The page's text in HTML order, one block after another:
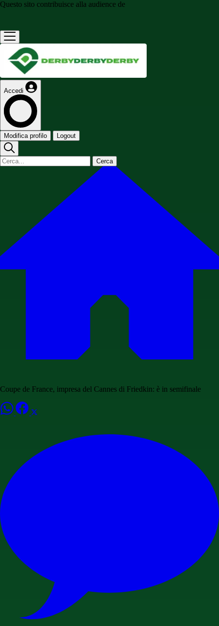
Questo sito contribuisce alla audience de
Accedi
Modifica profilo Logout
Cerca
Coupe de France, impresa del Cannes di Friedkin: è in semifinale